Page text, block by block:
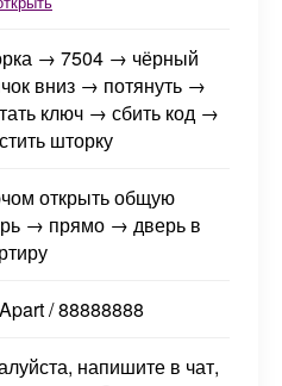
→ 7504 → чёрный
вниз → потянуть →
ключ → сбить код →
шторку
открыть общую
→ прямо → дверь в
/ 88888888
напишите в чат,